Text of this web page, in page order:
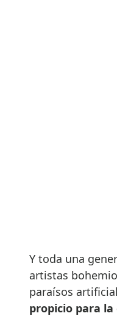
Y toda una
artistas
paraísos
propicio para